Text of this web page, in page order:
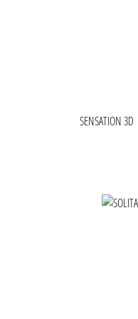
SENSATION 3D